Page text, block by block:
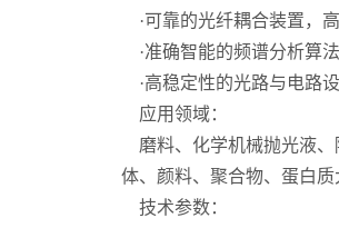
·可靠的光纤耦合装置，
·准确智能的频谱分析算
·高稳定性的光路与电路
应用领域：
磨料、化学机械抛光液、
体、颜料、聚合物、蛋白
技术参数：